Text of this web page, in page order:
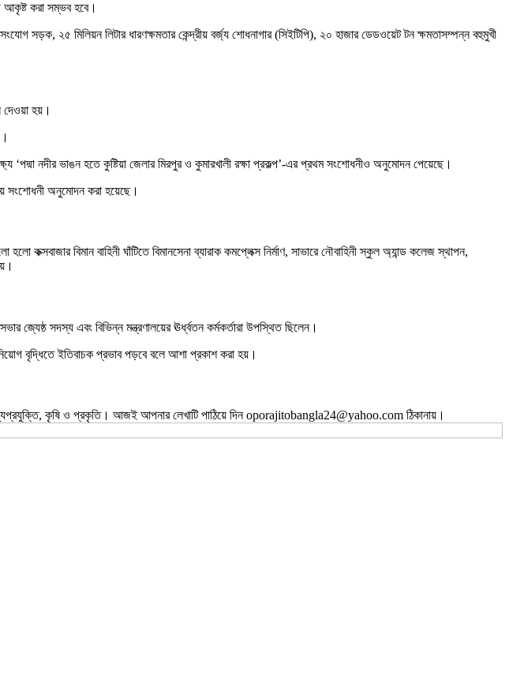
আকৃষ্ট করা সম্ভব হবে।
সড়ক, ২৫ মিলিয়ন লিটার ধারণক্ষমতার কেন্দ্রীয় বর্জ্য শোধনাগার (সিইটিপি), ২০ হাজার ডেডওয়েট টন ক্ষমতাসম্পন্ন বহুমুখী
দেওয়া হয়।
‘পদ্মা নদীর ভাঙন হতে কুষ্টিয়া জেলার মিরপুর ও কুমারখালী রক্ষা প্রকল্প’-এর প্রথম সংশোধনীও অনুমোদন পেয়েছে।
সংশোধনী অনুমোদন করা হয়েছে।
বিমান বাহিনী ঘাঁটিতে বিমানসেনা ব্যারাক কমপ্লেক্স নির্মাণ, সাভারে নৌবাহিনী স্কুল অ্যান্ড কলেজ স্থাপন,
জ্যেষ্ঠ সদস্য এবং বিভিন্ন মন্ত্রণালয়ের ঊর্ধ্বতন কর্মকর্তারা উপস্থিত ছিলেন।
বৃদ্ধিতে ইতিবাচক প্রভাব পড়বে বলে আশা প্রকাশ করা হয়।
কৃষি ও প্রকৃতি। আজই আপনার লেখাটি পাঠিয়ে দিন oporajitobangla24@yahoo.com ঠিকানায়।